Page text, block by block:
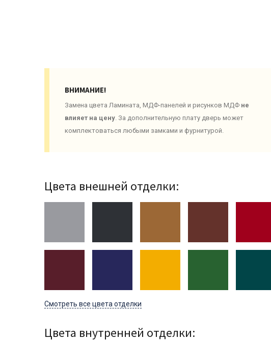
ВНИМАНИЕ!
Замена цвета Ламината, МДФ-панелей и рисунков МДФ не
влияет на цену. За дополнительную плату дверь может
комплектоваться любыми замками и фурнитурой.
Цвета внешней отделки:
Смотреть все цвета отделки
Цвета внутренней отделки: